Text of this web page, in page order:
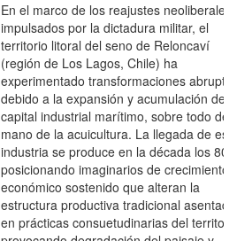
En el marco de los reajustes neoliberales
impulsados por la dictadura militar, el
territorio litoral del seno de Reloncaví
(región de Los Lagos, Chile) ha
experimentado transformaciones
debido a la expansión y acumulación del
capital industrial marítimo, sobre todo de
mano de la acuicultura. La llegada de
industria se produce en la década los 80,
posicionando imaginarios de crecimiento
económico sostenido que alteran la
estructura productiva tradicional asentada
en prácticas consuetudinarias del